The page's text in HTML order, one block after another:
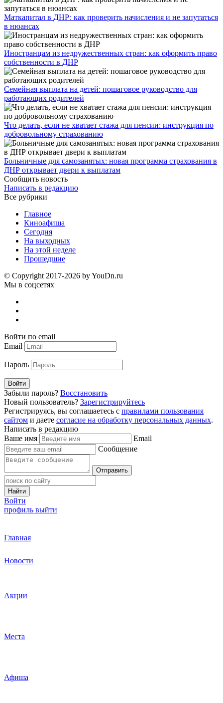
​Маткапитал в ДНР: как проверить начисления и не запутаться
в нюансах
Иностранцам из недружественных стран: как оформить право
собственности в ДНР
Семейная выплата на детей: пошаговое руководство для
работающих родителей
Что делать, если не хватает стажа для пенсии: инструкция по
добровольному страхованию
Больничные для самозанятых: новая программа страхования в
ДНР открывает двери к выплатам
Сообщить новость
Написать в редакцию
Все рубрики
Главное
Киноафиша
Сегодня
На выходных
На этой неделе
Прошедшие
© Copyright 2017-2026 by YouDn.ru
Мы в соцсетях
Войти по email
Email
Пароль
Войти
Забыли пароль? Восстановить
Новый пользователь? Зарегистрируйтесь
Регистрируясь, вы соглашаетесь с правилами пользования
сайтом и даете согласие на обработку персональных данных.
Написать в редакцию
Ваше имя
Email
Сообщение
Отправить
Найти
Войти
профиль выйти
Главная
Новости
Акции
Места
Афиша